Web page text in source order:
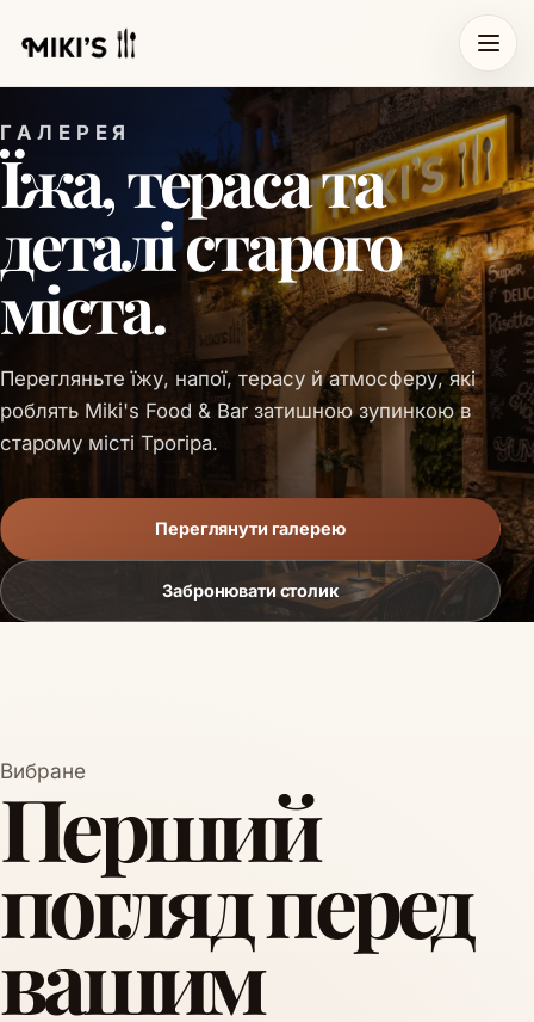
ГАЛЕРЕЯ
Їжа, тераса та
деталі старого
міста.
Перегляньте їжу, напої, терасу й атмосферу, які
роблять Miki's Food & Bar затишною зупинкою в
старому місті Трогіра.
Переглянути галерею
Забронювати столик
Вибране
Перший
погляд перед
вашим